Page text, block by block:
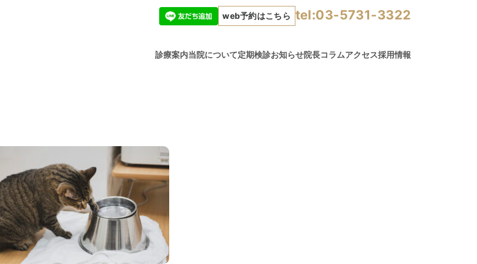
web予約はこちら tel:03-5731-3322
診療案内当院について定期検診お知らせ院長コラムアクセス採用情報